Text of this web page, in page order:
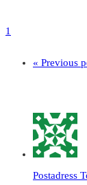
1
« Previous
Postadress